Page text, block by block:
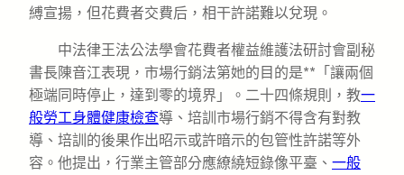
縛宣揚，但花費者交費后，相干許諾難以兌現。
中法律王法公法學會花費者權益維護法研討會副秘
書長陳音江表現，市場行銷法第她的目的是**「讓兩個
極端同時停止，達到零的境界」。二十四條規則，教一
般勞工身體健康檢查導、培訓市場行銷不得含有對教
導、培訓的後果作出昭示或許暗示的包管性許諾等外
容。他提出，行業主管部分應繚繞短錄像平臺、 一般